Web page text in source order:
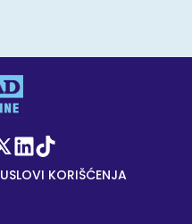
USLOVI KORIŠĆENJA